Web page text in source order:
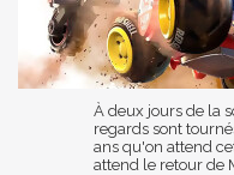
À deux jours de la
regards sont
ans qu'on attend
attend le retour de